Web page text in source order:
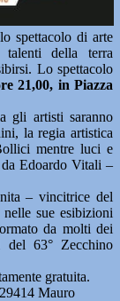
spettacolo di arte
della terra
Lo spettacolo
21,00, in Piazza
gli artisti saranno
la regia artistica
mentre luci e
da Edoardo Vitali –
– vincitrice del
sue esibizioni
da molti dei
del 63° Zecchino
gratuita.
Mauro